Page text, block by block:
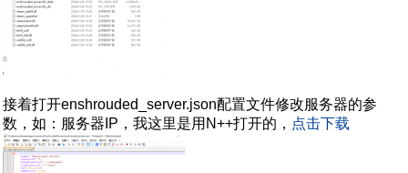
接着打开enshrouded_server.json配置文件修改服务器的参
数，如：服务器IP，我这里是用N++打开的， 点击下载